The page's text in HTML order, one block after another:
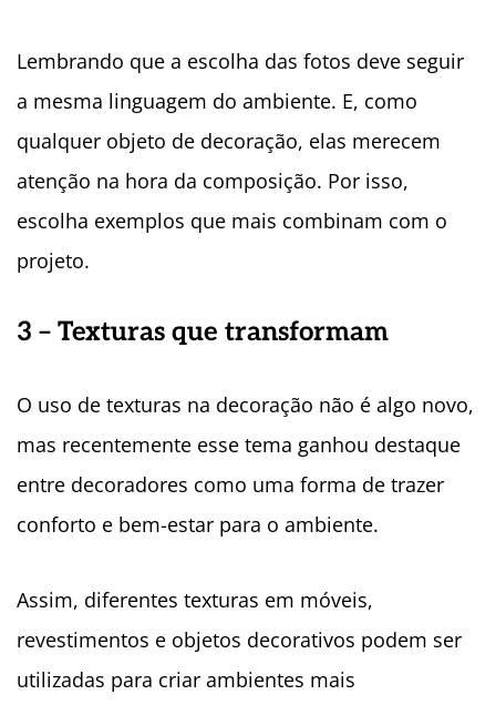
Lembrando que a escolha das fotos deve seguir
a mesma linguagem do ambiente. E, como
qualquer objeto de decoração, elas merecem
atenção na hora da composição. Por isso,
escolha exemplos que mais combinam com o
projeto.
3 – Texturas que transformam
O uso de texturas na decoração não é algo novo,
mas recentemente esse tema ganhou destaque
entre decoradores como uma forma de trazer
conforto e bem-estar para o ambiente.
Assim, diferentes texturas em móveis,
revestimentos e objetos decorativos podem ser
utilizadas para criar ambientes mais